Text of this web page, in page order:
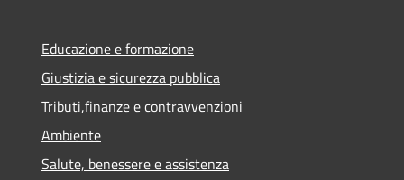
Educazione e formazione
Giustizia e sicurezza pubblica
Tributi,finanze e contravvenzioni
Ambiente
Salute, benessere e assistenza